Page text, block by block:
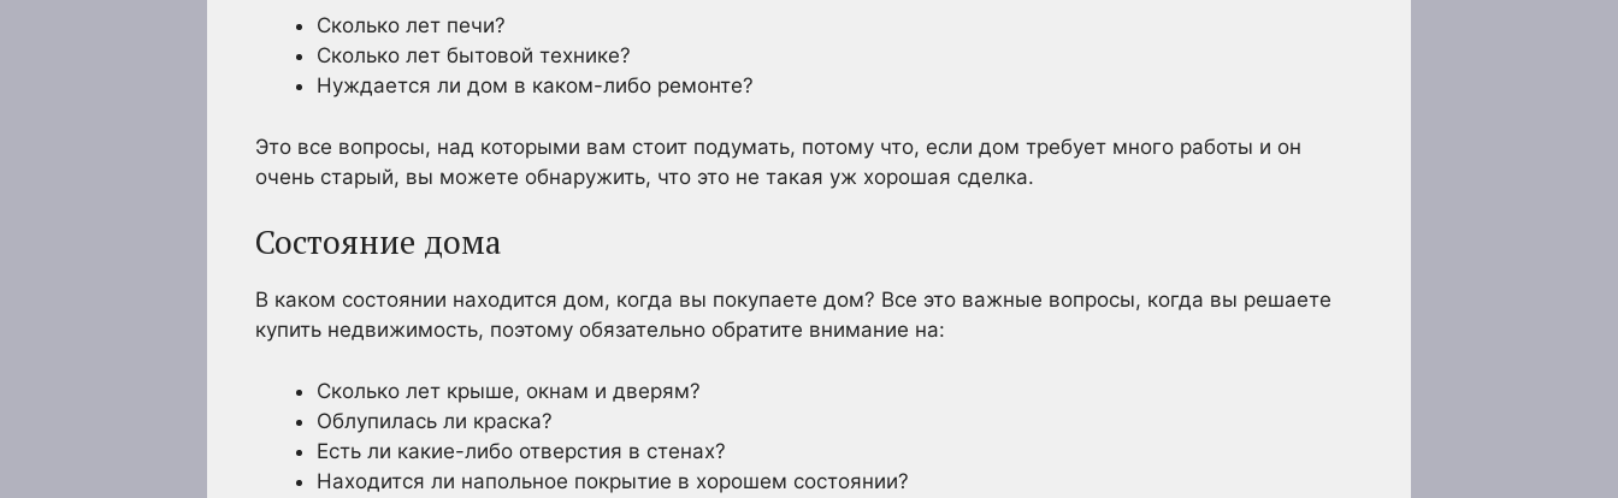
Сколько лет печи?
Сколько лет бытовой технике?
Нуждается ли дом в каком-либо ремонте?
Это все вопросы, над которыми вам стоит подумать, потому что, если дом требует много работы и он
очень старый, вы можете обнаружить, что это не такая уж хорошая сделка.
Состояние дома
В каком состоянии находится дом, когда вы покупаете дом? Все это важные вопросы, когда вы решаете
купить недвижимость, поэтому обязательно обратите внимание на:
Сколько лет крыше, окнам и дверям?
Облупилась ли краска?
Есть ли какие-либо отверстия в стенах?
Находится ли напольное покрытие в хорошем состоянии?